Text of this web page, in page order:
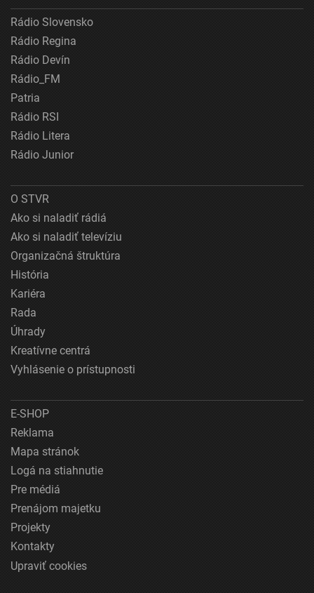
Rádio Slovensko
Rádio Regina
Rádio Devín
Rádio_FM
Patria
Rádio RSI
Rádio Litera
Rádio Junior
O STVR
Ako si naladiť rádiá
Ako si naladiť televíziu
Organizačná štruktúra
História
Kariéra
Rada
Úhrady
Kreatívne centrá
Vyhlásenie o prístupnosti
E-SHOP
Reklama
Mapa stránok
Logá na stiahnutie
Pre médiá
Prenájom majetku
Projekty
Kontakty
Upraviť cookies